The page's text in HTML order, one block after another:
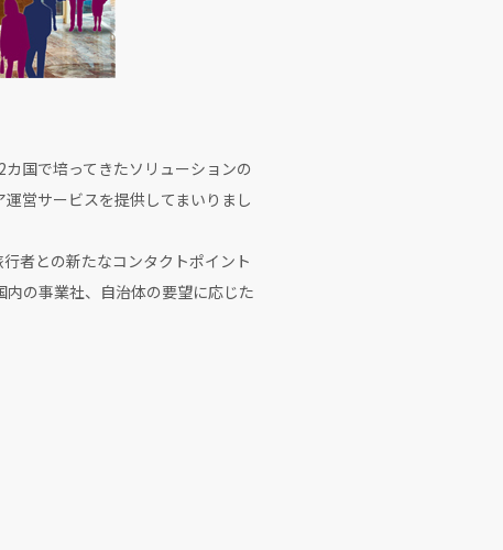
国で培ってきたソリューションの
営サービスを提供してまいりまし
者との新たなコンタクトポイント
の事業社、自治体の要望に応じた